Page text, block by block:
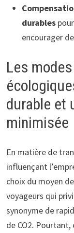
durables
encourager
Les
durable et
minimisée
En matière de
influençant
choix du moyen
voyageurs qui
synonyme de
de CO2.